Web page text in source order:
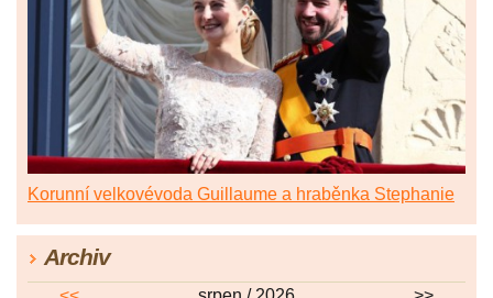
Korunní velkovévoda Guillaume a hraběnka Stephanie
Archiv